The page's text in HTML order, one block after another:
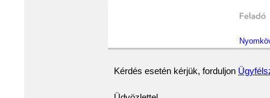
Kérdés esetén kérjük, forduljon